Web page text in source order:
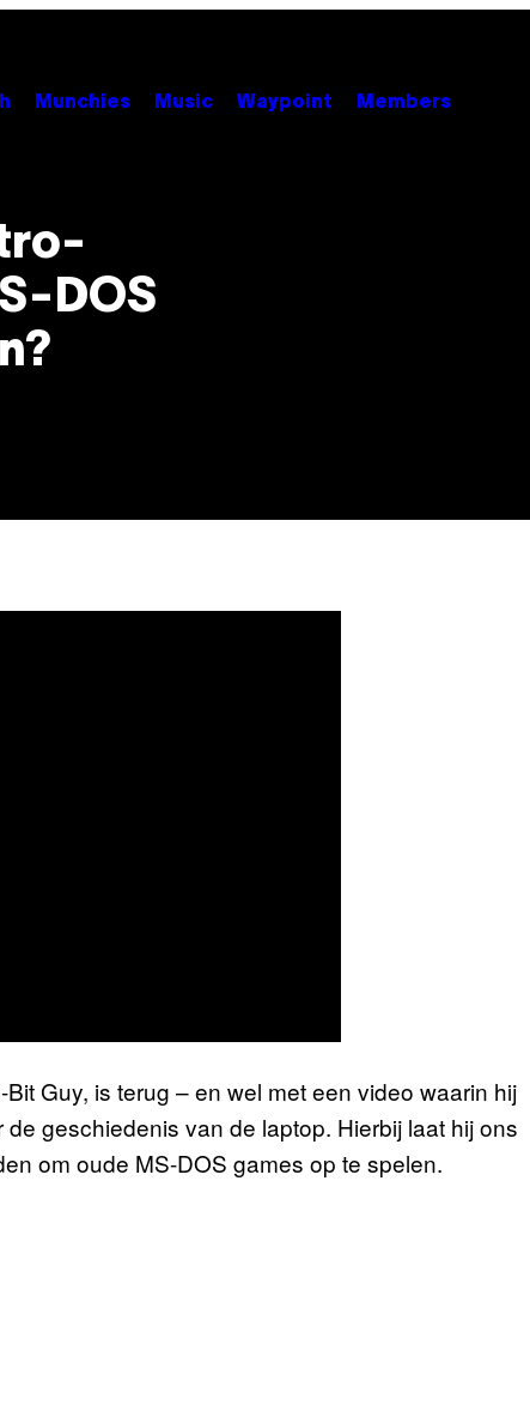
Munchies Music Waypoint Members
DOS
Guy, is terug – en wel met een video waarin hij
geschiedenis van de laptop. Hierbij laat hij ons
om oude MS-DOS games op te spelen.